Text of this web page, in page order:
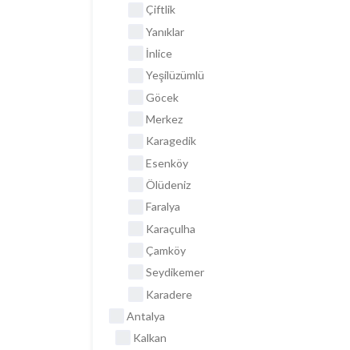
Çiftlik
Yanıklar
İnlice
Yeşilüzümlü
Göcek
Merkez
Karagedik
Esenköy
Ölüdeniz
Faralya
Karaçulha
Çamköy
Seydikemer
Karadere
Antalya
Kalkan